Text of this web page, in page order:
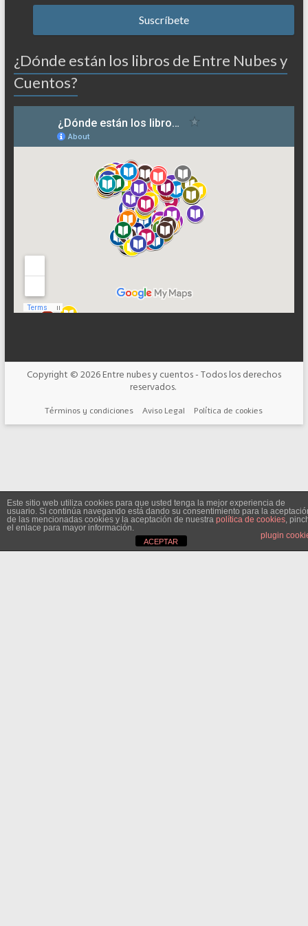
¿Dónde están los libros de Entre Nubes y
Cuentos?
Copyright © 2026Entre nubes y cuentos- Todos los derechos
reservados.
Términos y condiciones Aviso Legal Política de cookies
Este sitio web utiliza cookies para que usted tenga la mejor experiencia de
usuario. Si continúa navegando está dando su consentimiento para la
de las mencionadas cookies y la aceptación de nuestra política de cookies,
el enlace para mayor información.
plugin
ACEPTAR